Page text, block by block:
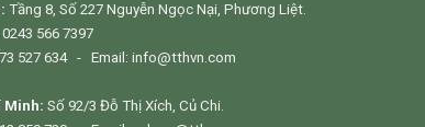
Tầng 8, Số 227 Nguyễn Ngọc Nại, Phương Liệt.
566 7397
527 634 - Email: info@tthvn.com
Minh: Số 92/3 Đỗ Thị Xích, Củ Chi.